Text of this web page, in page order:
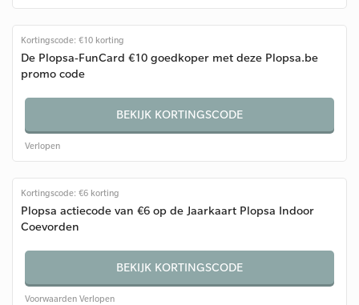
Kortingscode: €10 korting
De Plopsa-FunCard €10 goedkoper met deze Plopsa.be
promo code
BEKIJK KORTINGSCODE
Verlopen
Kortingscode: €6 korting
Plopsa actiecode van €6 op de Jaarkaart Plopsa Indoor
Coevorden
BEKIJK KORTINGSCODE
Voorwaarden Verlopen